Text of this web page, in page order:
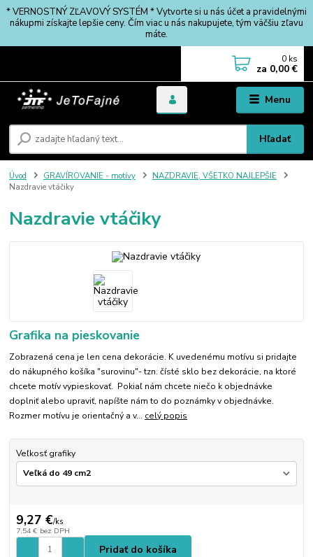
* VERNOSTNÝ ZĽAVOVÝ SYSTÉM * Vytvorte si u nás účet a pravidelnými
nákupmi získajte lepšie ceny. Čím viac u nás nakupujete, tým väčšiu zľavu
máte.
Menu
Hľadať
0 ks
za 0,00 €
Úvod GRAVÍROVANIE - motívy
NAZDRAVIE, VŠETKO NAJLEPŠIE
Nazdravie vtáčiky
Nazdravie vtáčiky
Grafika na pieskovanie
Zobrazená cena je len cena dekorácie. K uvedenému motívu si pridajte
do nákupného košíka "surovinu"- tzn. čísté sklo bez dekorácie, na ktoré
chcete motív vypieskovať. Pokiaľ nám chcete niečo k objednávke
doplniť alebo upraviť, napíšte nám to do poznámky v objednávke.
Rozmer motívu je orientačný a v... celý popis
Veľkosť grafiky
9,27 €/ks
7,54 € bez DPH
Pridať do košíka